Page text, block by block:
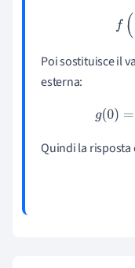
Poi sostituisce il
esterna:
Quindi la risposta